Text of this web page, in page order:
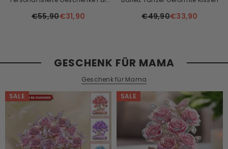
€55,90€31,90 €49,90€33,90
GESCHENK FÜR MAMA
Geschenk für Mama
SALE
SALE